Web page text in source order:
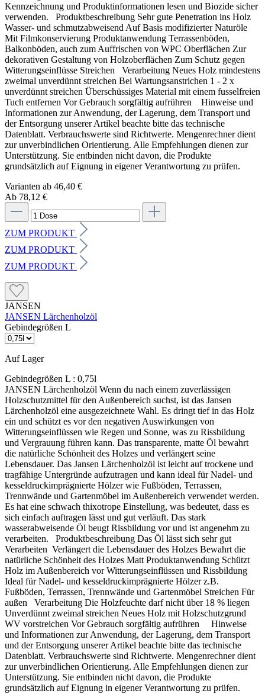
Kennzeichnung und Produktinformationen lesen und Biozide sicher
verwenden. Produktbeschreibung Sehr gute Penetration ins Holz
Wasser- und schmutzabweisend Auf Basis modifizierter Naturöle
Mit Filmkonservierung Produktanwendung Terrassenböden,
Balkonböden, auch zum Auffrischen von WPC Oberflächen Zur
dekorativen Gestaltung von Holzoberflächen Zum Schutz gegen
Witterungseinflüsse Streichen Verarbeitung Neues Holz mindestens
zweimal unverdünnt streichen Bei Wartungsanstrichen 1 - 2 x
unverdünnt streichen Überschüssiges Material mit einem fusselfreien
Tuch entfernen Vor Gebrauch sorgfältig aufrühren Hinweise und
Informationen zur Anwendung, der Lagerung, dem Transport und
der Entsorgung unserer Artikel beachte bitte das technische
Datenblatt. Verbrauchswerte sind Richtwerte. Mengenrechner dient
zur unverbindlichen Orientierung. Alle Empfehlungen dienen zur
Unterstützung. Sie entbinden nicht davon, die Produkte
grundsätzlich auf Eignung in eigener Verantwortung zu prüfen.
Varianten ab 46,40 €
Ab 78,12 €
ZUM PRODUKT
ZUM PRODUKT
ZUM PRODUKT
JANSEN
JANSEN Lärchenholzöl
Gebindegrößen L
Auf Lager
Gebindegrößen L : 0,75l
JANSEN Lärchenholzöl Wenn du nach einem zuverlässigen
Holzschutzmittel für den Außenbereich suchst, ist das Jansen
Lärchenholzöl eine ausgezeichnete Wahl. Es dringt tief in das Holz
ein und schützt es vor den negativen Auswirkungen von
Witterungseinflüssen wie Regen und Sonne, was zu Rissbildung
und Vergrauung führen kann. Das transparente, matte Öl bewahrt
die natürliche Schönheit des Holzes und verlängert seine
Lebensdauer. Das Jansen Lärchenholzöl ist leicht auf trockene und
tragfähige Untergründe aufzutragen und kann ideal für Nadel- und
kesseldruckimprägnierte Hölzer wie Fußböden, Terrassen,
Trennwände und Gartenmöbel im Außenbereich verwendet werden.
Es hat eine schwach thixotrope Einstellung, was bedeutet, dass es
sich einfach auftragen lässt und gut verläuft. Das stark
wasserabweisende Öl beugt Rissbildung vor und ist angenehm zu
verarbeiten. Produktbeschreibung Das Öl lässt sich sehr gut
Verarbeiten Verlängert die Lebensdauer des Holzes Bewahrt die
natürliche Schönheit des Holzes Matt Produktanwendung Schützt
Holz im Außenbereich vor Witterungseinflüssen und Rissbildung
Ideal für Nadel- und kesseldruckimprägnierte Hölzer z.B.
Fußböden, Terrassen, Trennwände und Gartenmöbel Streichen Für
außen Verarbeitung Die Holzfeuchte darf nicht über 18 % liegen
Unverdünnt zweimal streichen Neues Holz mit Holzschutzgrund
WV vorstreichen Vor Gebrauch sorgfältig aufrühren Hinweise
und Informationen zur Anwendung, der Lagerung, dem Transport
und der Entsorgung unserer Artikel beachte bitte das technische
Datenblatt. Verbrauchswerte sind Richtwerte. Mengenrechner dient
zur unverbindlichen Orientierung. Alle Empfehlungen dienen zur
Unterstützung. Sie entbinden nicht davon, die Produkte
grundsätzlich auf Eignung in eigener Verantwortung zu prüfen.